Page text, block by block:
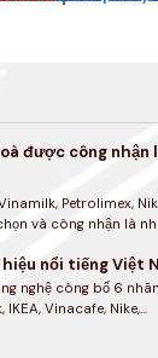
được công nhận
Petrolimex,
và công nhận là
nổi tiếng Việt
nghệ công bố 6
Vinacafe, Nike,...